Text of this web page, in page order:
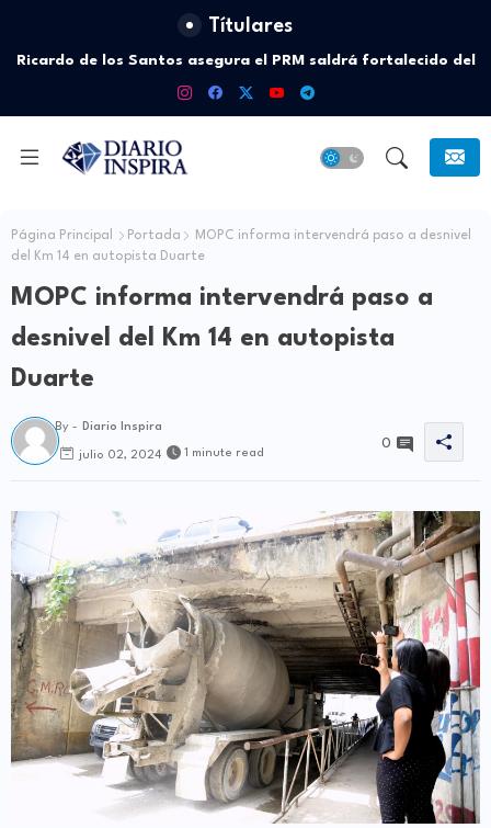
Títulares
Ricardo de los Santos asegura el PRM saldrá fortalecido del
proceso interno para escoger nuevas autoridades
Página Principal Portada
MOPC informa intervendrá paso a desnivel
del Km 14 en autopista Duarte
MOPC informa intervendrá paso a
desnivel del Km 14 en autopista
Duarte
By - Diario Inspira
julio 02, 2024 1 minute read
0